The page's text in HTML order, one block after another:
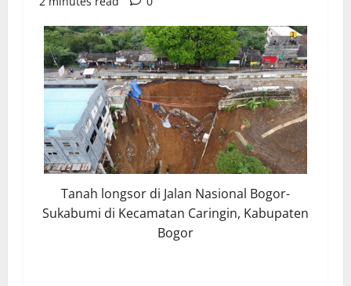
Tanah longsor di Jalan Nasional Bogor-
Sukabumi di Kecamatan Caringin, Kabupaten
Bogor